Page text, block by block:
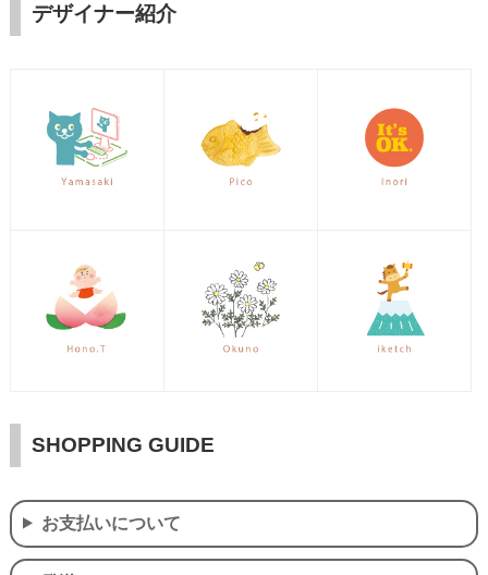
デザイナー紹介
SHOPPING GUIDE
お支払いについて